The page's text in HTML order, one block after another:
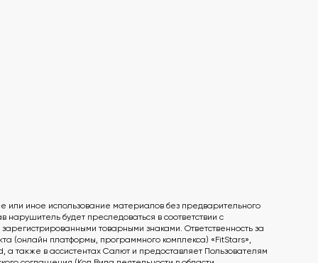
иное использование материалов без предварительного
будет преследоваться в соответствии с
зарегистрированными товарными знаками. Ответственность за
(онлайн платформы, программного комплекса) «FitStars»,
также в ассистентах Салют и предоставляет Пользователям